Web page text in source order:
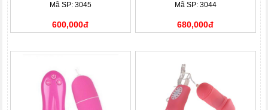
Mã SP: 3045
600,000đ
Mã SP: 3044
680,000đ